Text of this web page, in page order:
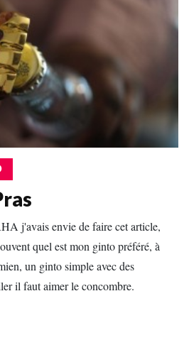
j'avais envie de faire cet article,
quel est mon ginto préféré, à
un ginto simple avec des
il faut aimer le concombre.